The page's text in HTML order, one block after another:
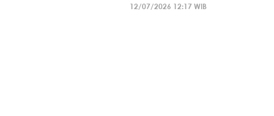
12/07/2026 12:17 WIB